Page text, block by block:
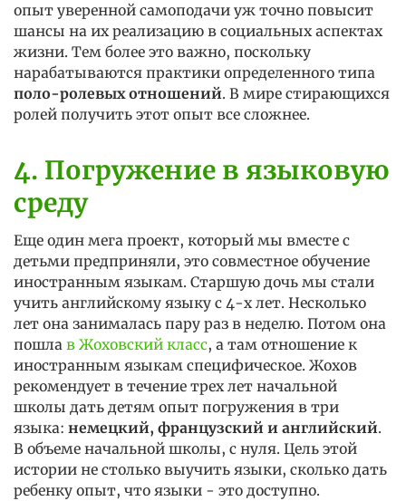
опыт уверенной самоподачи уж точно повысит
шансы на их реализацию в социальных аспектах
жизни. Тем более это важно, поскольку
нарабатываются практики определенного типа
поло-ролевых отношений. В мире стирающихся
ролей получить этот опыт все сложнее.
4. Погружение в языковую
среду
Еще один мега проект, который мы вместе с
детьми предприняли, это совместное обучение
иностранным языкам. Старшую дочь мы стали
учить английскому языку с 4-х лет. Несколько
лет она занималась пару раз в неделю. Потом она
пошла в Жоховский класс, а там отношение к
иностранным языкам специфическое. Жохов
рекомендует в течение трех лет начальной
школы дать детям опыт погружения в три
языка: немецкий, французский и английский.
В объеме начальной школы, с нуля. Цель этой
истории не столько выучить языки, сколько дать
ребенку опыт, что языки - это доступно.